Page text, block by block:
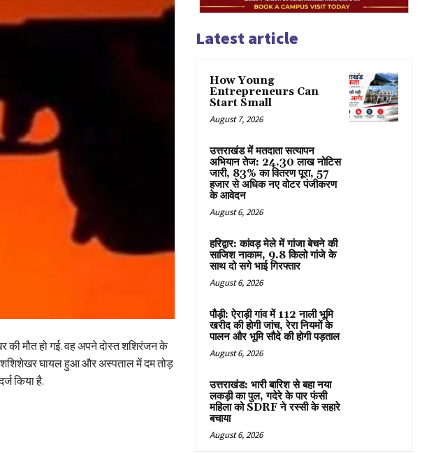
की मौत हो गई. वह अपने दोस्त शशिरंजन के
घायल हुआ और अस्पताल में दम तोड़
किया है.
Latest article
How Young
Entrepreneurs Can
Start Small
August 7, 2026
उत्तराखंड में मतदाता सत्यापन
अभियान तेज: 24.30 लाख नोटिस
जारी, 83% का वितरण पूरा, 57
हजार से अधिक नए वोटर पंजीकरण
के आवेदन
August 6, 2026
हरिद्वार: कांवड़ मेले में गांजा बेचने की
साजिश नाकाम, 9.8 किलो गांजे के
साथ दो सगे भाई गिरफ्तार
August 6, 2026
पौड़ी: ऐराड़ी गांव में 112 नाली भूमि
खरीद की होगी जांच, रेरा नियमों के
पालन और भूमि सौदे की होगी पड़ताल
August 6, 2026
उत्तराखंड: भारी बारिश से बहा नया
लकड़ी का पुल, गदेरे के पार फंसी
महिला को SDRF ने रस्सी के सहारे
बचाया
August 6, 2026